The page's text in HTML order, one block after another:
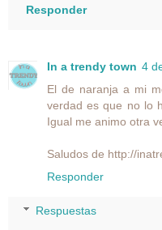
Responder
In a trendy town 4
El de naranja a mi
verdad es que no lo
Igual me animo otra
Saludos de http://
Responder
Respuestas